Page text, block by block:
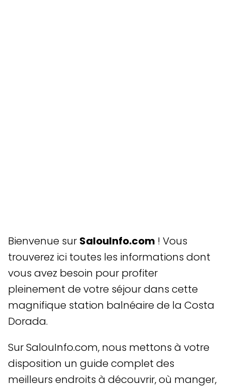
Bienvenue sur SalouInfo.com ! Vous
trouverez ici toutes les informations dont
vous avez besoin pour profiter
pleinement de votre séjour dans cette
magnifique station balnéaire de la Costa
Dorada.
Sur SalouInfo.com, nous mettons à votre
disposition un guide complet des
meilleurs endroits à découvrir, où manger,